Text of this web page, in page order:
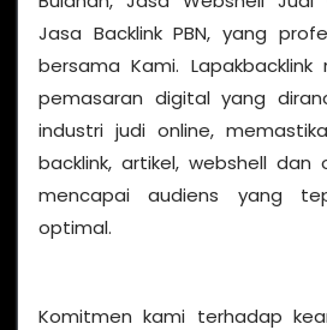
Jasa Backlink PBN, yang
bersama Kami. Lapakbacklink
pemasaran digital yang
industri judi online,
backlink, artikel, webshell
mencapai audiens yang
optimal.
Komitmen kami terhadap